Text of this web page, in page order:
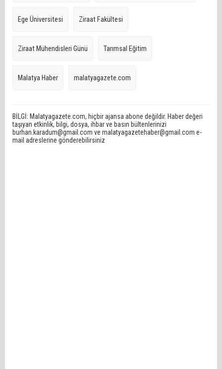
Ege Üniversitesi Ziraat Fakültesi
Ziraat Mühendisleri Günü Tarımsal Eğitim
Malatya Haber malatyagazete.com
BİLGİ: Malatyagazete.com, hiçbir ajansa abone değildir. Haber değeri
taşıyan etkinlik, bilgi, dosya, ihbar ve basın bültenlerinizi
burhan.karadum@gmail.com ve malatyagazetehaber@gmail.com e-
mail adreslerine gönderebilirsiniz